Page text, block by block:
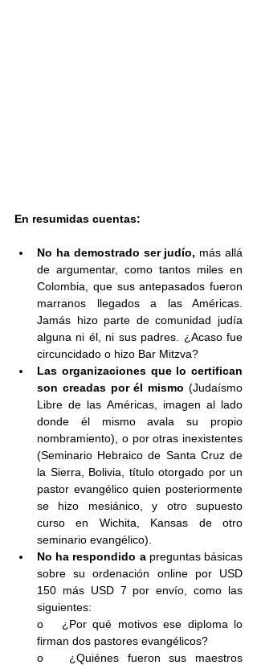
En resumidas cuentas:
No ha demostrado ser judío, más allá
de argumentar, como tantos miles en
Colombia, que sus antepasados fueron
marranos llegados a las Américas.
Jamás hizo parte de comunidad judía
alguna ni él, ni sus padres. ¿Acaso fue
circuncidado o hizo Bar Mitzva?
Las organizaciones que lo certifican
son creadas por él mismo (Judaísmo
Libre de las Américas, imagen al lado
donde él mismo avala su propio
nombramiento), o por otras inexistentes
(Seminario Hebraico de Santa Cruz de
la Sierra, Bolivia, título otorgado por un
pastor evangélico quien posteriormente
se hizo mesiánico, y otro supuesto
curso en Wichita, Kansas de otro
seminario evangélico).
No ha respondido a preguntas básicas
sobre su ordenación online por USD
150 más USD 7 por envío, como las
siguientes:
o   ¿Por qué motivos ese diploma lo
firman dos pastores evangélicos?
o   ¿Quiénes fueron sus maestros